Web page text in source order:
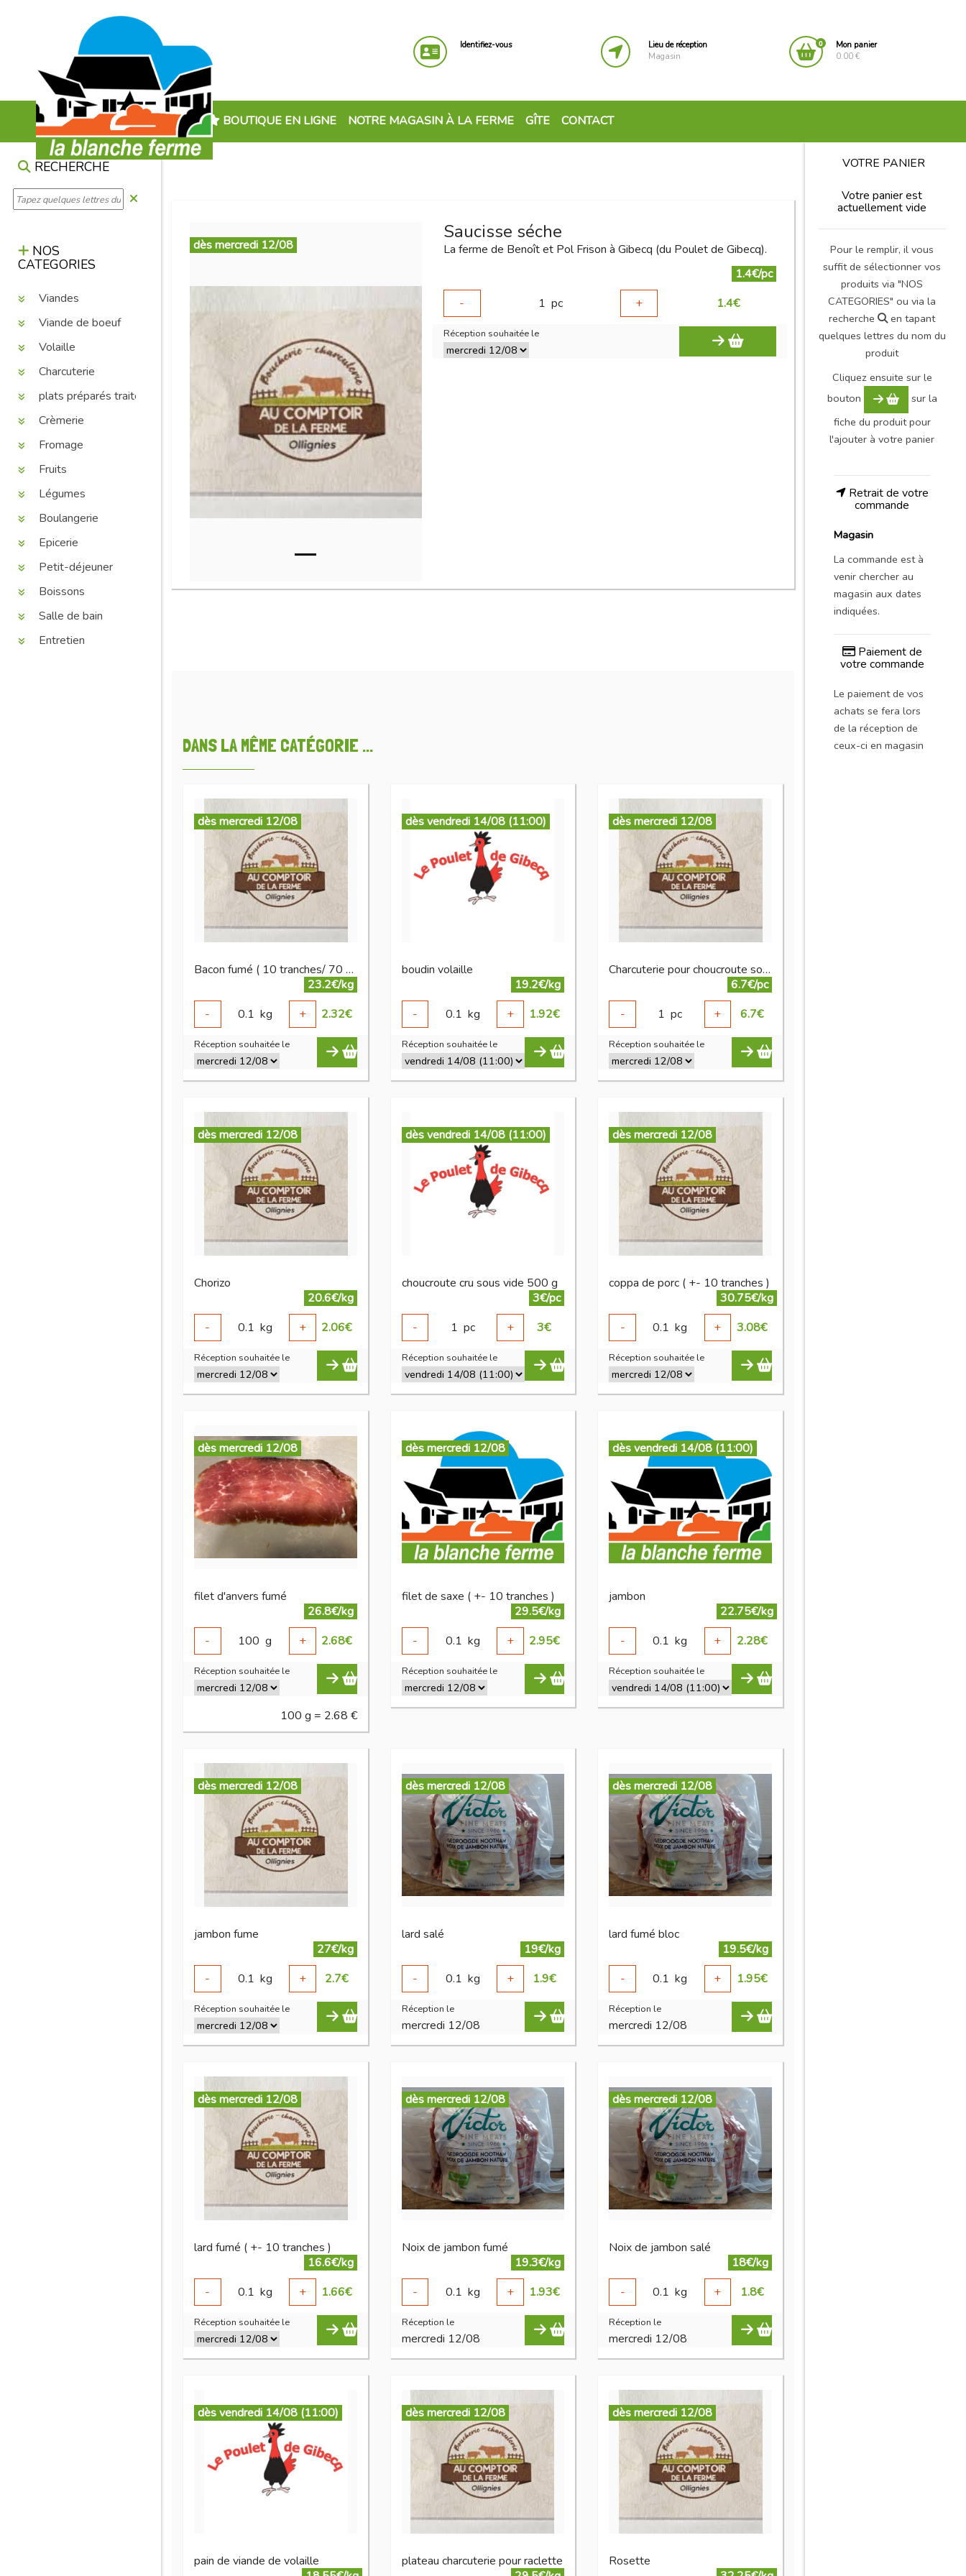
Identifiez-vous
Lieu de réception
Magasin
0
Mon panier
0.00 €
BOUTIQUE EN LIGNE NOTRE MAGASIN À LA FERME GÎTE CONTACT
RECHERCHE
NOS
CATEGORIES
Viandes
Viande de boeuf
Volaille
Charcuterie
plats préparés traiteur
Crèmerie
Fromage
Fruits
Légumes
Boulangerie
Epicerie
Petit-déjeuner
Boissons
Salle de bain
Entretien
dès mercredi 12/08
Saucisse séche
La ferme de Benoît et Pol Frison à Gibecq (du Poulet de Gibecq).
1.4€/pc
-
1 pc + 1.4€
Réception souhaitée le
DANS LA MÊME CATÉGORIE ...
dès mercredi 12/08
Bacon fumé ( 10 tranches/ 70 gr)
23.2€/kg
-
0.1 kg + 2.32€
Réception souhaitée le
dès vendredi 14/08 (11:00)
boudin volaille
19.2€/kg
-
0.1 kg + 1.92€
Réception souhaitée le
dès mercredi 12/08
Charcuterie pour choucroute sous vide (+- 500 g)
6.7€/pc
-
1 pc + 6.7€
Réception souhaitée le
dès mercredi 12/08
Chorizo
20.6€/kg
-
0.1 kg + 2.06€
Réception souhaitée le
dès vendredi 14/08 (11:00)
choucroute cru sous vide 500 g
3€/pc
-
1 pc + 3€
Réception souhaitée le
dès mercredi 12/08
coppa de porc ( +- 10 tranches )
30.75€/kg
-
0.1 kg + 3.08€
Réception souhaitée le
dès mercredi 12/08
filet d'anvers fumé
26.8€/kg
-
100 g + 2.68€
Réception souhaitée le
100 g = 2.68 €
dès mercredi 12/08
filet de saxe ( +- 10 tranches )
29.5€/kg
-
0.1 kg + 2.95€
Réception souhaitée le
dès vendredi 14/08 (11:00)
jambon
22.75€/kg
-
0.1 kg + 2.28€
Réception souhaitée le
dès mercredi 12/08
jambon fume
27€/kg
-
0.1 kg + 2.7€
Réception souhaitée le
dès mercredi 12/08
lard salé
19€/kg
-
0.1 kg + 1.9€
Réception le
mercredi 12/08
dès mercredi 12/08
lard fumé bloc
19.5€/kg
-
0.1 kg + 1.95€
Réception le
mercredi 12/08
dès mercredi 12/08
lard fumé ( +- 10 tranches )
16.6€/kg
-
0.1 kg + 1.66€
Réception souhaitée le
dès mercredi 12/08
Noix de jambon fumé
19.3€/kg
-
0.1 kg + 1.93€
Réception le
mercredi 12/08
dès mercredi 12/08
Noix de jambon salé
18€/kg
-
0.1 kg + 1.8€
Réception le
mercredi 12/08
dès vendredi 14/08 (11:00)
pain de viande de volaille
dès mercredi 12/08
plateau charcuterie pour raclette
dès mercredi 12/08
Rosette
VOTRE PANIER
Votre panier est
actuellement vide
Pour le remplir, il vous
suffit de sélectionner vos
produits via "NOS
CATEGORIES" ou via la
recherche
en tapant
quelques lettres du nom du
produit
Cliquez ensuite sur le
bouton
sur la
fiche du produit pour
l'ajouter à votre panier
Retrait de votre
commande
Magasin
La commande est à
venir chercher au
magasin aux dates
indiquées.
Paiement de
votre commande
Le paiement de vos
achats se fera lors
de la réception de
ceux-ci en magasin